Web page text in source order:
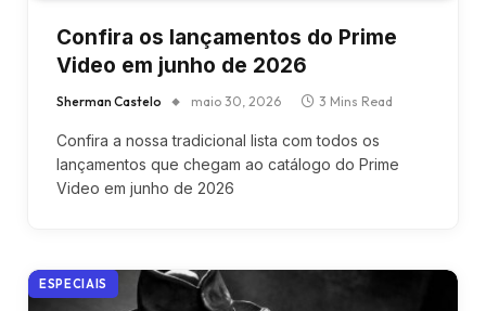
Confira os lançamentos do Prime
Video em junho de 2026
Sherman Castelo maio 30, 2026 3 Mins Read
Confira a nossa tradicional lista com todos os
lançamentos que chegam ao catálogo do Prime
Video em junho de 2026
ESPECIAIS